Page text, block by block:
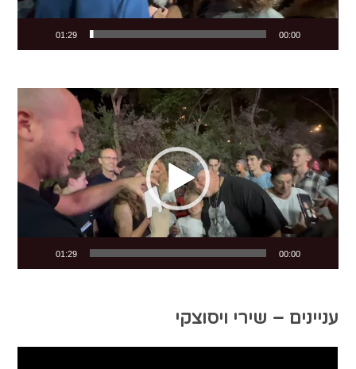
00:00
01:29
Video
Player
00:00
01:29
עניינים – שירי ויסוצקי